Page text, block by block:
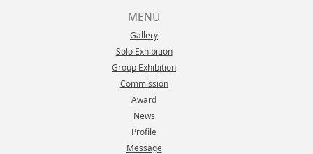
MENU
Gallery
Solo Exhibition
Group Exhibition
Commission
Award
News
Profile
Message